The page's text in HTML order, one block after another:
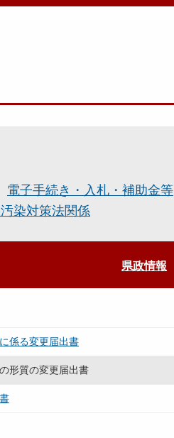
電子手続き・入札・補助金等
染対策法関係
県政情報
係る変更届出書
形質の変更届出書